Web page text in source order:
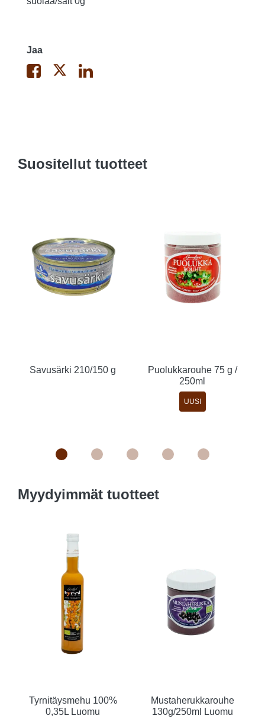
Jaa
Suositellut tuotteet
Savusärki 210/150 g
Puolukkarouhe 75 g /
250ml
UUSI
Myydyimmät tuotteet
Tyrnitäysmehu 100%
0,35L Luomu
Mustaherukkarouhe
130g/250ml Luomu